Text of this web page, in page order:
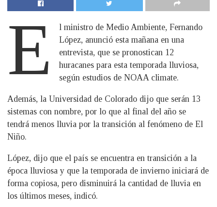
E
l ministro de Medio Ambiente, Fernando
López, anunció esta mañana en una
entrevista, que se pronostican 12
huracanes para esta temporada lluviosa,
según estudios de NOAA climate.
Además, la Universidad de Colorado dijo que serán 13
sistemas con nombre, por lo que al final del año se
tendrá menos lluvia por la transición al fenómeno de El
Niño.
López, dijo que el país se encuentra en transición a la
época lluviosa y que la temporada de invierno iniciará de
forma copiosa, pero disminuirá la cantidad de lluvia en
los últimos meses, indicó.